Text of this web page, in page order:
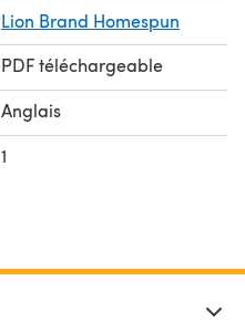
Lion Brand Homespun
PDF téléchargeable
Anglais
1